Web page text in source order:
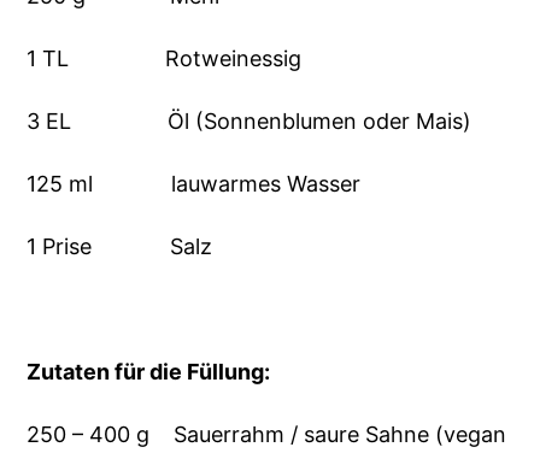
1 TL Rotweinessig
3 EL Öl (Sonnenblumen oder Mais)
125 ml lauwarmes Wasser
1 Prise Salz
Zutaten für die Füllung:
250 – 400 g Sauerrahm / saure Sahne (vegan